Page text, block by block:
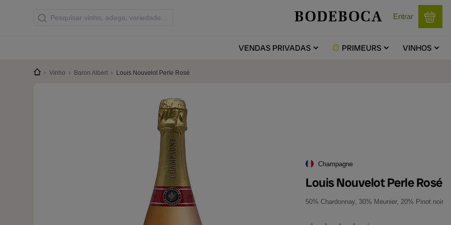
Entrar
VENDASPRIVADAS PRIMEURS VINHOS
Vinho Baron Albert Louis Nouvelot Perle Rosé
Champagne
Louis Nouvelot Perle Rosé
50% Chardonnay, 30% Meunier, 20% Pinot noir